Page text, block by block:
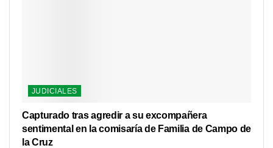
JUDICIALES
Capturado tras agredir a su excompañera
sentimental en la comisaría de Familia de Campo de
la Cruz